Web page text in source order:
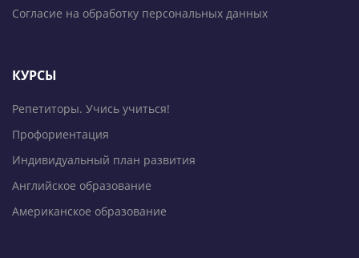
Согласие на обработку персональных данных
КУРСЫ
Репетиторы. Учись учиться!
Профориентация
Индивидуальный план развития
Английское образование
Американское образование